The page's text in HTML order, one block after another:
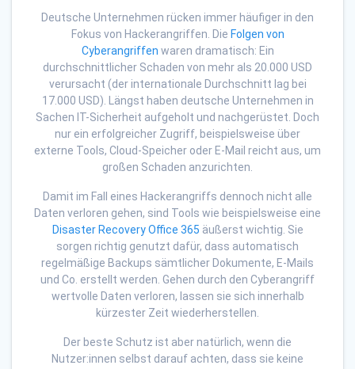
Deutsche Unternehmen rücken immer häufiger in den
Fokus von Hackerangriffen. Die Folgen von
Cyberangriffen waren dramatisch: Ein
durchschnittlicher Schaden von mehr als 20.000 USD
verursacht (der internationale Durchschnitt lag bei
17.000 USD). Längst haben deutsche Unternehmen in
Sachen IT-Sicherheit aufgeholt und nachgerüstet. Doch
nur ein erfolgreicher Zugriff, beispielsweise über
externe Tools, Cloud-Speicher oder E-Mail reicht aus, um
großen Schaden anzurichten.
Damit im Fall eines Hackerangriffs dennoch nicht alle
Daten verloren gehen, sind Tools wie beispielsweise eine
Disaster Recovery Office 365 äußerst wichtig. Sie
sorgen richtig genutzt dafür, dass automatisch
regelmäßige Backups sämtlicher Dokumente, E-Mails
und Co. erstellt werden. Gehen durch den Cyberangriff
wertvolle Daten verloren, lassen sie sich innerhalb
kürzester Zeit wiederherstellen.
Der beste Schutz ist aber natürlich, wenn die
Nutzer:innen selbst darauf achten, dass sie keine